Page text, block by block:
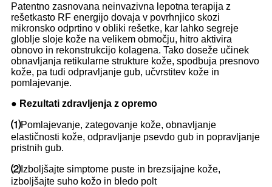
Patentno zasnovana neinvazivna lepotna terapija z
rešetkasto RF energijo dovaja v povrhnjico skozi
mikronsko odprtino v obliki rešetke, kar lahko segreje
globlje sloje kože na velikem območju, hitro aktivira
obnovo in rekonstrukcijo kolagena. Tako doseže učinek
obnavljanja retikularne strukture kože, spodbuja presnovo
kože, pa tudi odpravljanje gub, učvrstitev kože in
pomlajevanje.
● Rezultati zdravljenja z opremo
⑴Pomlajevanje, zategovanje kože, obnavljanje
elastičnosti kože, odpravljanje psevdo gub in popravljanje
pristnih gub.
⑵Izboljšajte simptome puste in brezsijajne kože,
izboljšajte suho kožo in bledo polt